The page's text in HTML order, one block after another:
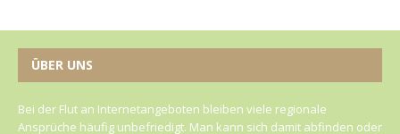
ÜBER UNS
Bei der Flut an Internetangeboten bleiben viele regionale
Ansprüche häufig unbefriedigt. Man kann sich damit abfinden oder